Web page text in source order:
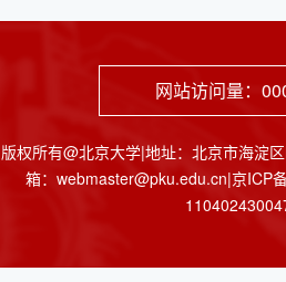
网站访问量：
版权所有@北京大学|地址：北京市海淀
箱：webmaster@pku.edu.cn|京ICP